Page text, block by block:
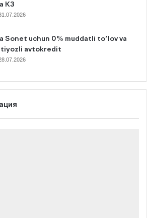
K3
Sonet uchun 0% muddatli to’lov va
avtokredit